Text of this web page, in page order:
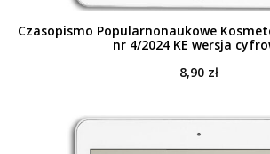
Czasopismo Popularnonaukowe
nr 4/2024 KE wersja
8,90 zł